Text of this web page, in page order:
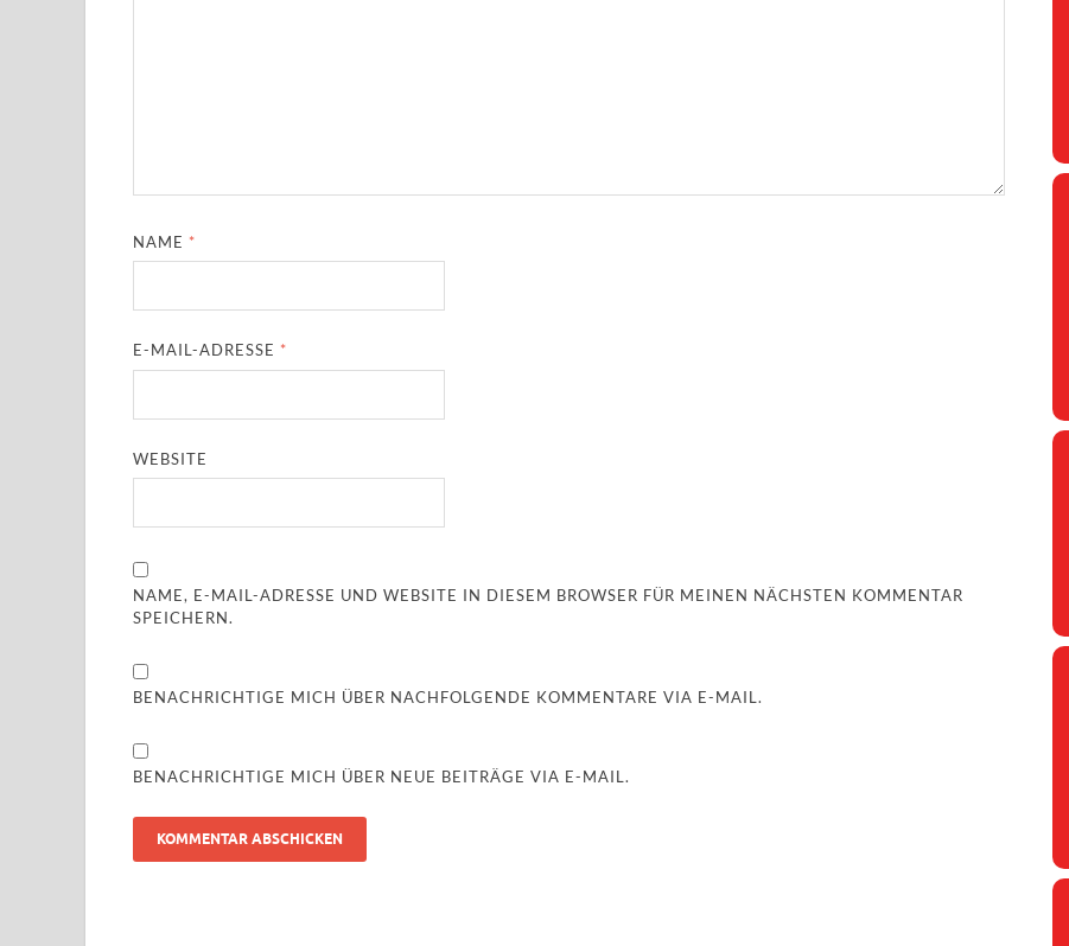
NAME *
E-MAIL-ADRESSE *
WEBSITE
NAME, E-MAIL-ADRESSE UND WEBSITE IN DIESEM BROWSER FÜR MEINEN NÄCHSTEN KOMMENTAR
SPEICHERN.
BENACHRICHTIGE MICH ÜBER NACHFOLGENDE KOMMENTARE VIA E-MAIL.
BENACHRICHTIGE MICH ÜBER NEUE BEITRÄGE VIA E-MAIL.